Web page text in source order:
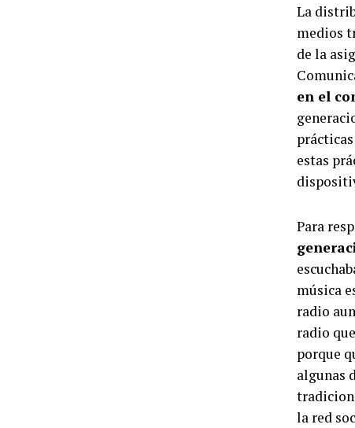
La
medios
de la
en el
estas
Para
música
radio
radio
porque
algunas
la red